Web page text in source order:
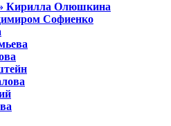
Кирилла Олюшкина
Софиенко